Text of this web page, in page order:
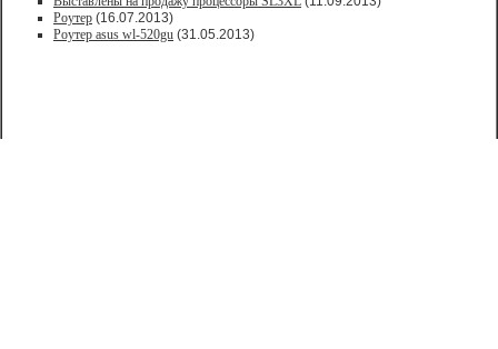
Роутер (16.07.2013)
Роутер asus wl-520gu (31.05.2013)